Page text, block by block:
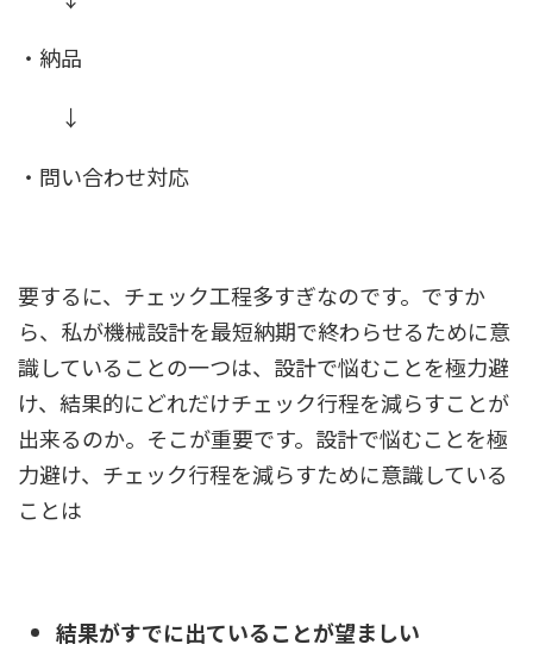
・納品
↓
・問い合わせ対応
要するに、チェック工程多すぎなのです。ですか
ら、私が機械設計を最短納期で終わらせるために意
識していることの一つは、設計で悩むことを極力避
け、結果的にどれだけチェック行程を減らすことが
出来るのか。そこが重要です。 設計で悩むことを極
力避け、チェック行程を減らすために意識している
ことは
結果がすでに出ていることが望ましい